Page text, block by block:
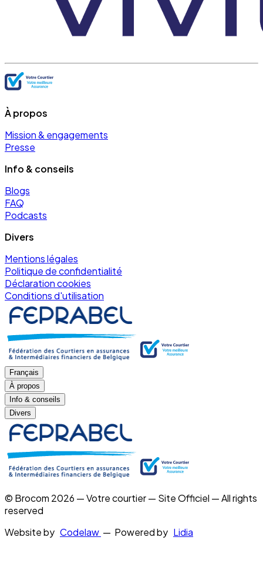
À propos
Mission & engagements
Presse
Info & conseils
Blogs
FAQ
Podcasts
Divers
Mentions légales
Politique de confidentialité
Déclaration cookies
Conditions d'utilisation
Français
À propos
Info & conseils
Divers
© Brocom 2026 — Votre courtier — Site Officiel — All rights
reserved
Website by Codelaw — Powered by Lidia